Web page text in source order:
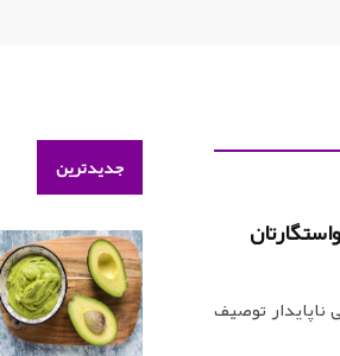
توصیف
جدیدترین